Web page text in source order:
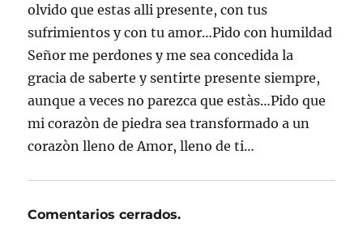
olvido que estas alli presente, con tus
sufrimientos y con tu amor…Pido con humildad
Señor me perdones y me sea concedida la
gracia de saberte y sentirte presente siempre,
aunque a veces no parezca que estàs…Pido que
mi corazòn de piedra sea transformado a un
corazòn lleno de Amor, lleno de ti…
Comentarios cerrados.